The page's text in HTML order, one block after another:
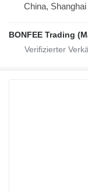
China, Shanghai
BONFEE Trading